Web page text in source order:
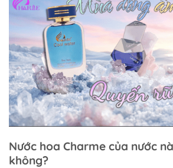
Nước hoa Charme của nước
không?